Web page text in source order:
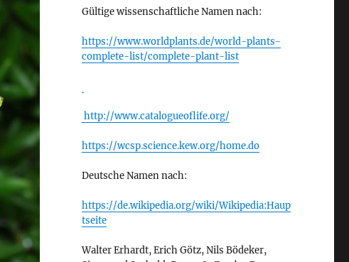
Gültige wissenschaftliche Namen nach:
https://www.worldplants.de/world-plants-
complete-list/complete-plant-list
http://www.catalogueoflife.org/
https://wcsp.science.kew.org/home.do
Deutsche Namen nach:
https://de.wikipedia.org/wiki/Wikipedia:Haup
tseite
Walter Erhardt, Erich Götz, Nils Bödeker,